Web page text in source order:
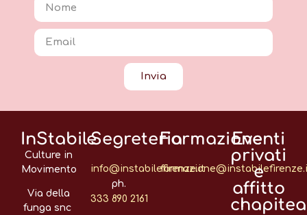
Invia
InStabile
Culture in
Movimento
Via della
funga snc
Segreteria
info@instabilefirenze.it
ph.
333 890 2161
Formazione
Eventi
privati
e
affitto